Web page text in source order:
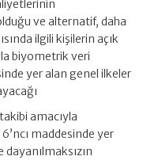
ve alternatif, daha
ilgili kişilerin açık
biyometrik veri
yer alan genel ilkeler
amacıyla
maddesinde yer